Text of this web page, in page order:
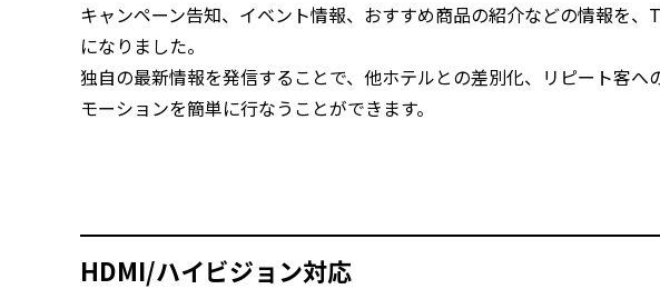
キャンペーン告知、イベント情報、おすすめ商品の紹介などの情報を
になりました。
独自の最新情報を発信することで、他ホテルとの差別化、リピート客
モーションを簡単に行なうことができます。
HDMI/ハイビジョン対応